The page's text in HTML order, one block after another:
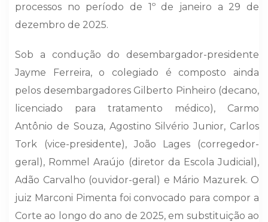
processos no período de 1º de janeiro a 29 de
dezembro de 2025.
Sob a condução do desembargador-presidente
Jayme Ferreira, o colegiado é composto ainda
pelos desembargadores Gilberto Pinheiro (decano,
licenciado para tratamento médico), Carmo
Antônio de Souza, Agostino Silvério Junior, Carlos
Tork (vice-presidente), João Lages (corregedor-
geral), Rommel Araújo (diretor da Escola Judicial),
Adão Carvalho (ouvidor-geral) e Mário Mazurek. O
juiz Marconi Pimenta foi convocado para compor a
Corte ao longo do ano de 2025, em substituição ao